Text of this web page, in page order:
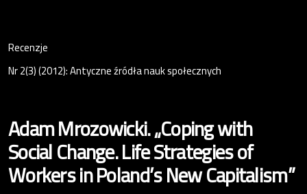
Recenzje
Nr 2(3) (2012): Antyczne źródła nauk społecznych
Adam Mrozowicki. „Coping with
Social Change. Life Strategies of
Workers in Poland’s New Capitalism”